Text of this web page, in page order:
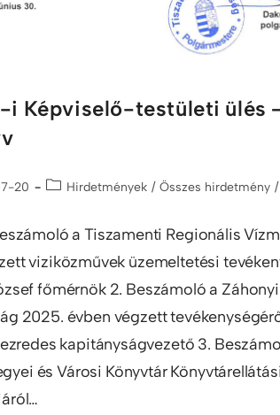
i Képviselő-testületi ülés
20 Hirdetmények / Összes hirdetmény /
a Tiszamenti Regionális
viziközművek üzemeltetési
főmérnök 2. Beszámoló a Záhonyi
2025. évben végzett
kapitányságvezető 3.
és Városi Könyvtár